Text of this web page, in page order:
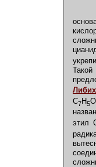
Такой
Либих
C7H5
этил